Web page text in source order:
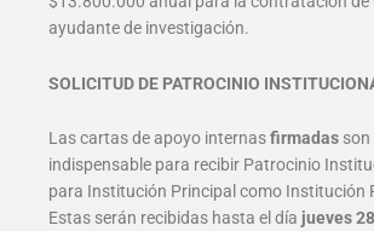
ayudante de investigación.
SOLICITUD DE PATROCINIO
Las cartas de apoyo internasfirmadas son
indispensable para recibir Patrocinio
para Institución Principal como Institución
Estas serán recibidas hasta el día jueves